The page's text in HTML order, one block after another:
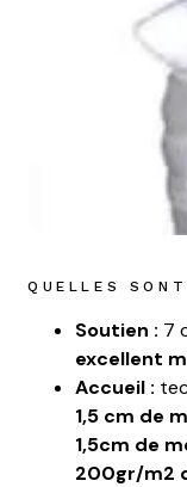
QUELLES
Soutien : 7
excellent
Accueil :
1,5 cm de
1,5cm de
200gr/m2